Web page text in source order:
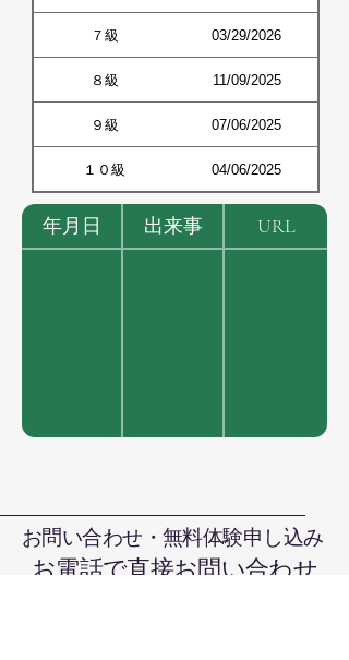
７級 03/29/2026
８級 11/09/2025
９級 07/06/2025
１０級 04/06/2025
年月日 出来事 URL
お問い合わせ・無料体験申し込み
お電話で直接お問い合わせ